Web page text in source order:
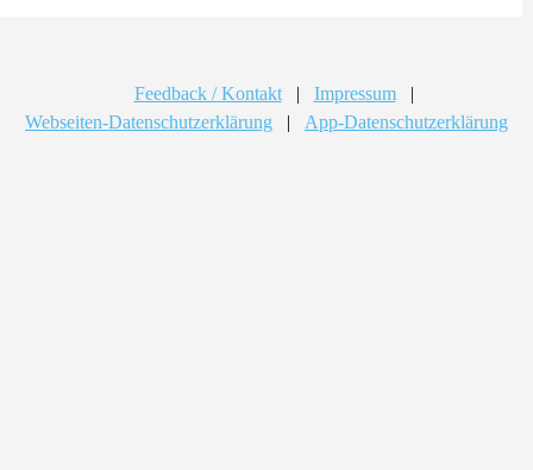
Feedback / Kontakt | Impressum
|
Webseiten-Datenschutzerklärung
| App-Datenschutzerklärung